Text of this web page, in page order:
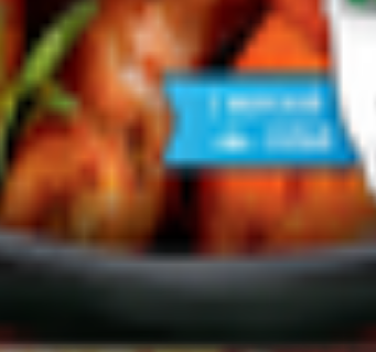
Гомельским облисполкомом